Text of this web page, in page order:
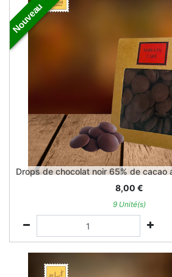
Nouveau
Drops de chocolat noir 65% de cacao
8,00 €
9 Unité(s)